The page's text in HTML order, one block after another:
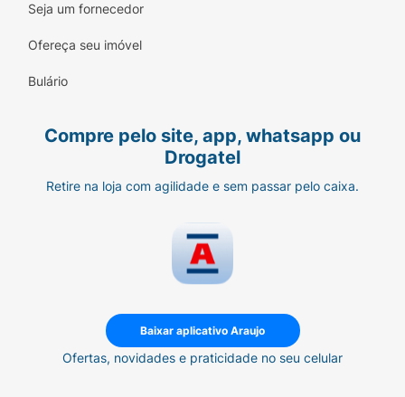
Seja um fornecedor
Ofereça seu imóvel
Bulário
Compre pelo site, app, whatsapp ou
Drogatel
Retire na loja com agilidade e sem passar pelo caixa.
Baixar aplicativo Araujo
Ofertas, novidades e praticidade no seu celular